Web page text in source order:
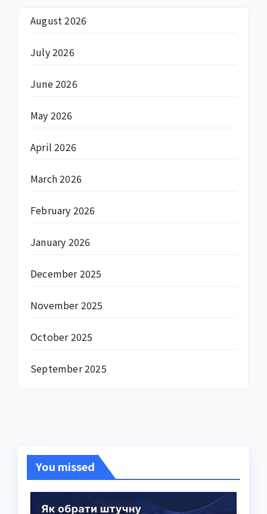
August 2026
July 2026
June 2026
May 2026
April 2026
March 2026
February 2026
January 2026
December 2025
November 2025
October 2025
September 2025
You missed